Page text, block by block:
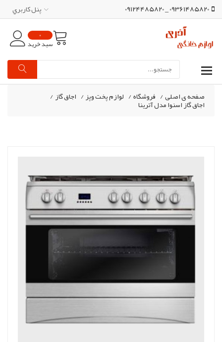
09361485820 _ 09124485820 پنل کاربري
0
سبد خرید
صفحه ی اصلی/ فروشگاه/ لوازم پخت وپز/ اجاق گاز /
اجاق گاز اسنوا مدل آترینا